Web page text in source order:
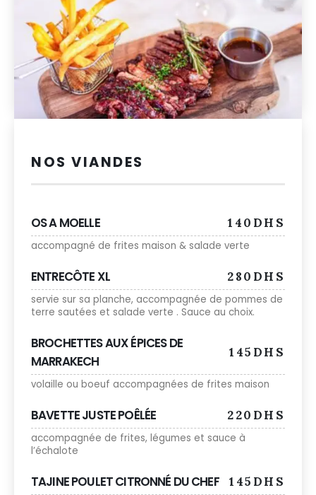
NOS VIANDES
OS A MOELLE 140DHS
accompagné de frites maison & salade verte
ENTRECÔTE XL 280DHS
servie sur sa planche, accompagnée de pommes de
terre sautées et salade verte . Sauce au choix.
BROCHETTES AUX ÉPICES DE
MARRAKECH
145DHS
volaille ou boeuf accompagnées de frites maison
BAVETTE JUSTE POÊLÉE 220DHS
accompagnée de frites, légumes et sauce à
l’échalote
TAJINE POULET CITRONNÉ DU CHEF 145DHS